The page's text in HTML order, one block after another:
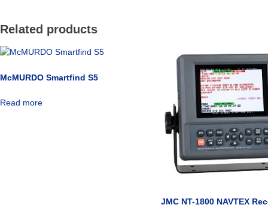
Related products
McMURDO Smartfind S5
Read more
JMC NT-1800 NAVTEX